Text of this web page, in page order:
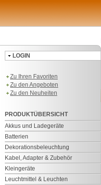
LOGIN
Zu Ihren Favoriten
Zu den Angeboten
Zu den Neuheiten
PRODUKTÜBERSICHT
Akkus und Ladegeräte
Batterien
Dekorationsbeleuchtung
Kabel, Adapter & Zubehör
Kleingeräte
Leuchtmittel & Leuchten